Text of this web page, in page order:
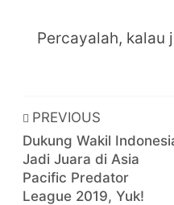
Percayalah, kalau
PREVIOUS
Dukung Wakil
Jadi Juara di Asia
Pacific Predator
League 2019, Yuk!